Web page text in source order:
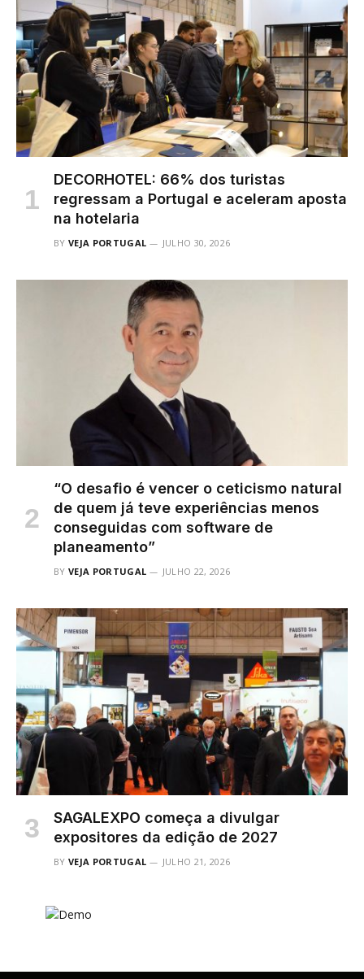
DECORHOTEL: 66% dos turistas
regressam a Portugal e aceleram aposta
na hotelaria
BY VEJA PORTUGAL JULHO 30, 2026
“O desafio é vencer o ceticismo natural
de quem já teve experiências menos
conseguidas com software de
planeamento”
BY VEJA PORTUGAL JULHO 22, 2026
SAGALEXPO começa a divulgar
expositores da edição de 2027
BY VEJA PORTUGAL JULHO 21, 2026